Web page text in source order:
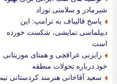
شیرمادر و سلامتی نوزاد
پاسخ قالیباف به ترامپ: این
دیپلماسی نمایشی، شکست خورده
است
رایزنی عراقچی و همتای موریتانی
خود درباره تحولات منطقه
سعید آقاخانی هنرمند کردستانی نیم